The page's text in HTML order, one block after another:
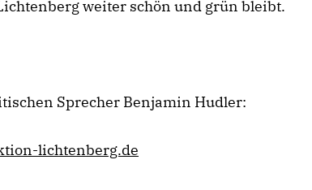
weiter schön und grün bleibt.
Sprecher Benjamin Hudler:
lichtenberg.de